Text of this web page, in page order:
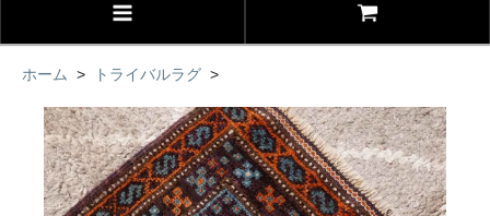
ホーム > トライバルラグ >